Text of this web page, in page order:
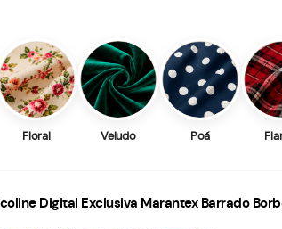
Floral Veludo Poá
Digital Exclusiva Marantex Barrado